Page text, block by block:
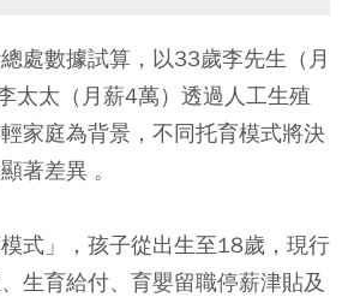
處數據試算，以33歲李先生（月
太太（月薪4萬）透過人工生殖
家庭為背景，不同托育模式將決
著差異 。
式」，孩子從出生至18歲，現行
生育給付、育嬰留職停薪津貼及